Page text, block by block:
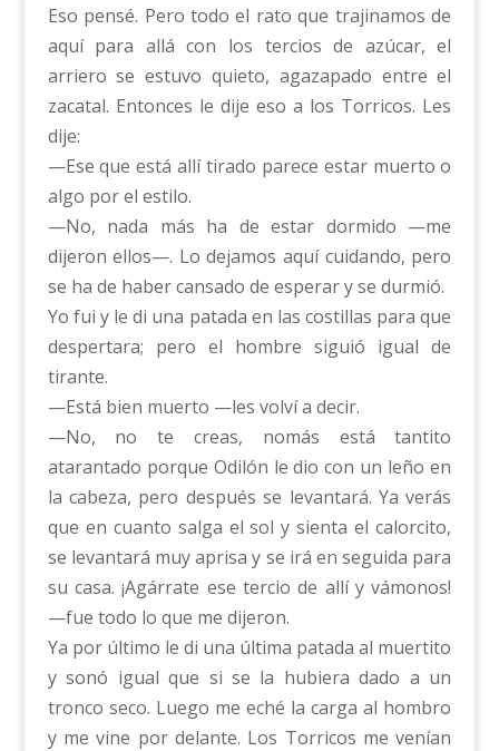
Eso pensé. Pero todo el rato que trajinamos de
aquí para allá con los tercios de azúcar, el
arriero se estuvo quieto, agazapado entre el
zacatal. Entonces le dije eso a los Torricos. Les
dije:
—Ese que está allí tirado parece estar muerto o
algo por el estilo.
—No, nada más ha de estar dormido —me
dijeron ellos—. Lo dejamos aquí cuidando, pero
se ha de haber cansado de esperar y se durmió.
Yo fui y le di una patada en las costillas para que
despertara; pero el hombre siguió igual de
tirante.
—Está bien muerto —les volví a decir.
—No, no te creas, nomás está tantito
atarantado porque Odilón le dio con un leño en
la cabeza, pero después se levantará. Ya verás
que en cuanto salga el sol y sienta el calorcito,
se levantará muy aprisa y se irá en seguida para
su casa. ¡Agárrate ese tercio de allí y vámonos!
—fue todo lo que me dijeron.
Ya por último le di una última patada al muertito
y sonó igual que si se la hubiera dado a un
tronco seco. Luego me eché la carga al hombro
y me vine por delante. Los Torricos me venían